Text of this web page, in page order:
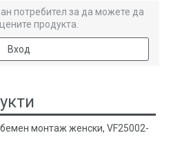
потребител за да можете да
продукта.
Вход
монтаж женски, VF25002-